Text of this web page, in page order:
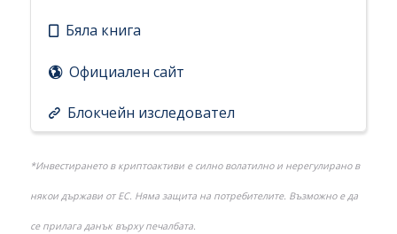
Бяла книга
Официален сайт
Блокчейн изследовател
*Инвестирането в криптоактиви е силно волатилно и нерегулирано в
някои държави от ЕС. Няма защита на потребителите. Възможно е да
се прилага данък върху печалбата.